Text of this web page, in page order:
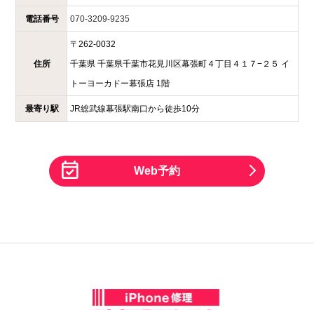
電話番号 070-3209-9235
住所
〒 262-0032
千葉県 千葉県千葉市花見川区幕張町４丁目４１７−２５ イ
トーヨーカドー幕張店 1階
最寄り駅 JR総武線幕張駅南口から徒歩10分
Web予約